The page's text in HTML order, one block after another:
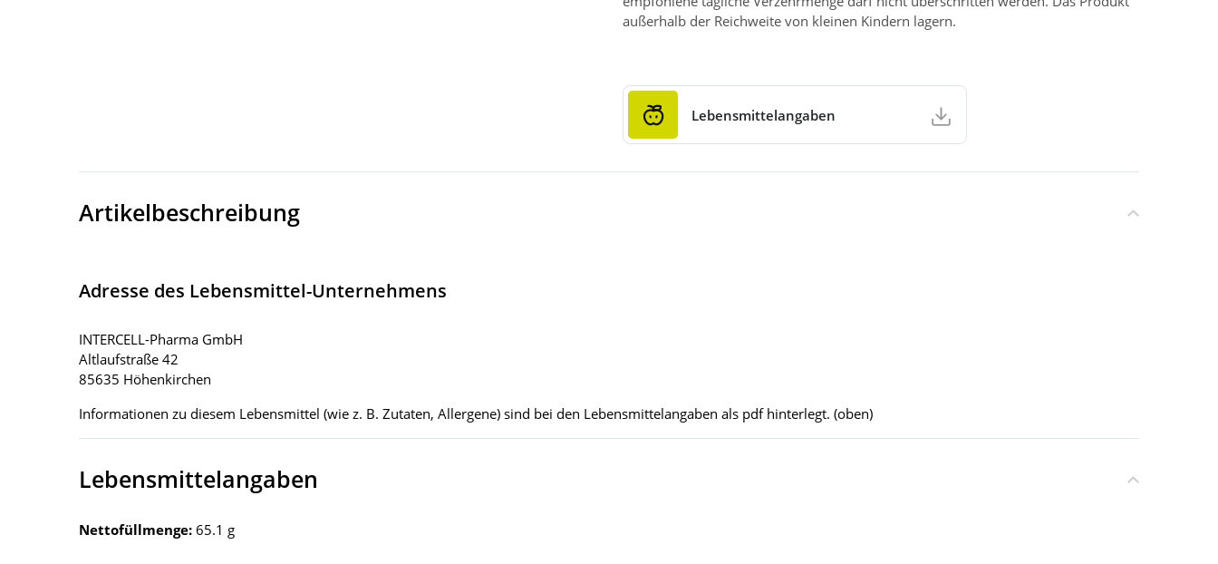
außerhalb der Reichweite von kleinen Kindern lagern.
Lebensmittelangaben
Artikelbeschreibung
Adresse des Lebensmittel-Unternehmens
INTERCELL-Pharma GmbH
Altlaufstraße 42
85635 Höhenkirchen
Informationen zu diesem Lebensmittel (wie z. B. Zutaten, Allergene) sind bei den Lebensmittelangaben als pdf hinterlegt. (oben)
Lebensmittelangaben
Nettofüllmenge: 65.1 g